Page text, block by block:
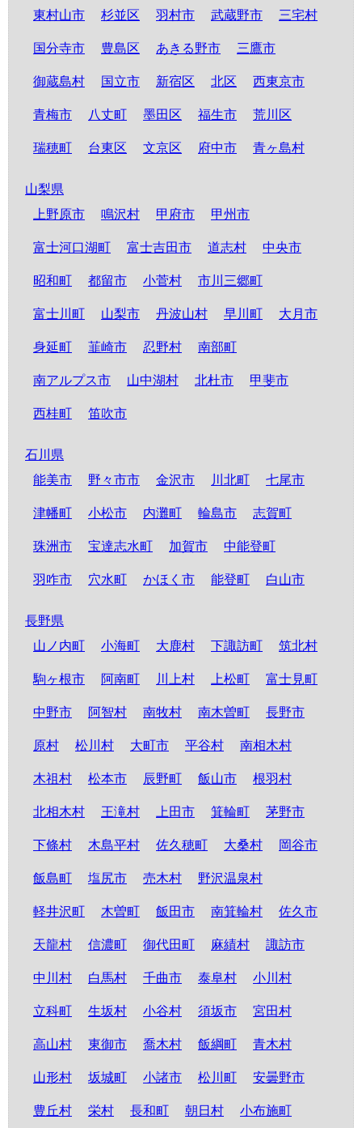
東村山市 杉並区 羽村市 武蔵野市 三宅村
国分寺市 豊島区 あきる野市 三鷹市
御蔵島村 国立市 新宿区 北区 西東京市
青梅市 八丈町 墨田区 福生市 荒川区
瑞穂町 台東区 文京区 府中市 青ヶ島村
山梨県
上野原市
鳴沢村 甲府市 甲州市
富士河口湖町 富士吉田市 道志村 中央市
昭和町 都留市 小菅村 市川三郷町
富士川町 山梨市 丹波山村 早川町 大月市
身延町 韮崎市 忍野村 南部町
南アルプス市 山中湖村 北杜市 甲斐市
西桂町 笛吹市
石川県
能美市
野々市市 金沢市 川北町 七尾市
津幡町 小松市 内灘町 輪島市 志賀町
珠洲市 宝達志水町 加賀市 中能登町
羽咋市 穴水町 かほく市 能登町 白山市
長野県
山ノ内町
小海町 大鹿村 下諏訪町 筑北村
駒ヶ根市 阿南町 川上村 上松町 富士見町
中野市 阿智村 南牧村 南木曽町 長野市
原村 松川村 大町市 平谷村 南相木村
木祖村 松本市 辰野町 飯山市 根羽村
北相木村 王滝村 上田市 箕輪町 茅野市
下條村 木島平村 佐久穂町 大桑村 岡谷市
飯島町 塩尻市 売木村 野沢温泉村
軽井沢町 木曽町 飯田市 南箕輪村 佐久市
天龍村 信濃町 御代田町 麻績村 諏訪市
中川村 白馬村 千曲市 泰阜村 小川村
立科町 生坂村 小谷村 須坂市 宮田村
高山村 東御市 喬木村 飯綱町 青木村
山形村 坂城町 小諸市 松川町 安曇野市
豊丘村 栄村 長和町 朝日村 小布施町